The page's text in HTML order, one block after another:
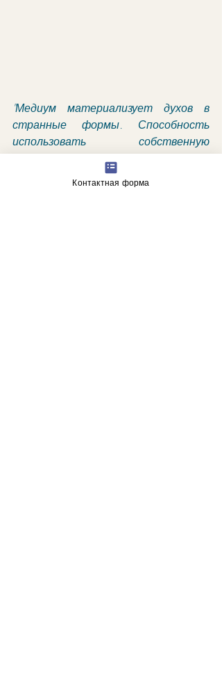
"Медиум материализует духов в
странные формы. Способность
использовать собственную
витальную энергию для
материализации идеалов и желаний
индивидуального сознания".
Контактная форма